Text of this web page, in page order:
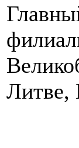
Литве,